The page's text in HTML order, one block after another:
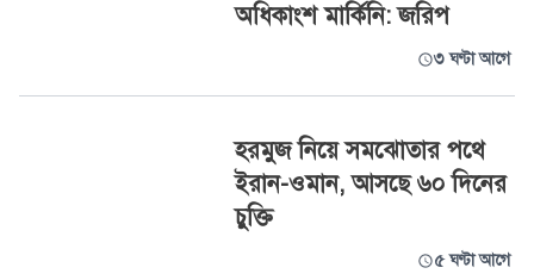
অধিকাংশ মার্কিনি: জরিপ
৩ ঘণ্টা আগে
হরমুজ নিয়ে সমঝোতার পথে
ইরান-ওমান, আসছে ৬০ দিনের
চুক্তি
৫ ঘণ্টা আগে